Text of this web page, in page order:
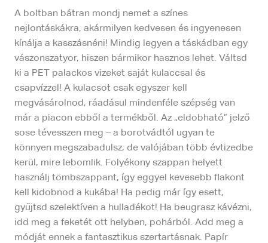
A boltban bátran mondj nemet a színes
nejlontáskákra, akármilyen kedvesen és ingyenesen
kínálja a kasszásnéni! Mindig legyen a táskádban egy
vászonszatyor, hiszen bármikor hasznos lehet. Váltsd
ki a PET palackos vizeket saját kulaccsal és
csapvízzel! A kulacsot csak egyszer kell
megvásárolnod, ráadásul mindenféle szépség van
már a piacon ebből a termékből. Az „eldobható” jelző
sose tévesszen meg – a borotvádtól ugyan te
könnyen megszabadulsz, de valójában több évtizedbe
kerül, mire lebomlik. Folyékony szappan helyett
használj tömbszappant, így eggyel kevesebb flakont
kell kidobnod a kukába! Ha pedig már így esett,
gyűjtsd szelektíven a hulladékot! Ha beugrasz kávézni,
idd meg a feketét ott helyben, pohárból. Add meg a
módját ennek a fantasztikus szertartásnak. Papír